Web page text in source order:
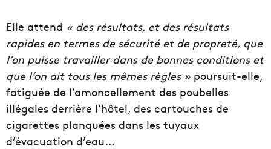
Elle attend « des résultats, et des résultats
rapides en termes de sécurité et de propreté, que
l’on puisse travailler dans de bonnes conditions et
que l’on ait tous les mêmes règles » poursuit-elle,
fatiguée de l’amoncellement des poubelles
illégales derrière l’hôtel, des cartouches de
cigarettes planquées dans les tuyaux
d’évacuation d’eau…